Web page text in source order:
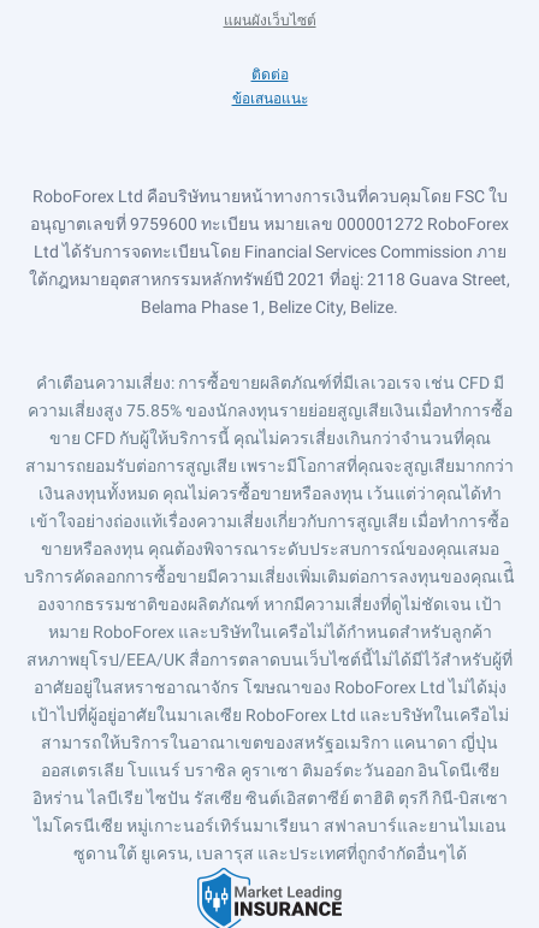
แผนผังเว็บไซต์
ติดต่อ
ข้อเสนอแนะ
RoboForex Ltd คือบริษัทนายหน้าทางการเงินที่ควบคุมโดย FSC ใบ
อนุญาตเลขที่ 9759600 ทะเบียน หมายเลข 000001272 RoboForex
Ltd ได้รับการจดทะเบียนโดย Financial Services Commission ภาย
ใต้กฎหมายอุตสาหกรรมหลักทรัพย์ปี 2021 ที่อยู่: 2118 Guava Street,
Belama Phase 1, Belize City, Belize.
คำเตือนความเสี่ยง: การซื้อขายผลิตภัณฑ์ที่มีเลเวอเรจ เช่น CFD มี
ความเสี่ยงสูง 75.85% ของนักลงทุนรายย่อยสูญเสียเงินเมื่อทำการซื้อ
ขาย CFD กับผู้ให้บริการนี้ คุณไม่ควรเสี่ยงเกินกว่าจำนวนที่คุณ
สามารถยอมรับต่อการสูญเสีย เพราะมีโอกาสที่คุณจะสูญเสียมากกว่า
เงินลงทุนทั้งหมด คุณไม่ควรซื้อขายหรือลงทุน เว้นแต่ว่าคุณได้ทำ
เข้าใจอย่างถ่องแท้เรื่องความเสี่ยงเกี่ยวกับการสูญเสีย เมื่อทำการซื้อ
ขายหรือลงทุน คุณต้องพิจารณาระดับประสบการณ์ของคุณเสมอ
บริการคัดลอกการซื้อขายมีความเสี่ยงเพิ่มเติมต่อการลงทุนของคุณเนื่ิ
องจากธรรมชาติของผลิตภัณฑ์ หากมีความเสี่ยงที่ดูไม่ชัดเจน เป้า
หมาย RoboForex และบริษัทในเครือไม่ได้กำหนดสำหรับลูกค้า
สหภาพยุโรป/EEA/UK สื่อการตลาดบนเว็บไซต์นี้ไม่ได้มีไว้สำหรับผู้ที่
อาศัยอยู่ในสหราชอาณาจักร โฆษณาของ RoboForex Ltd ไม่ได้มุ่ง
เป้าไปที่ผู้อยู่อาศัยในมาเลเซีย RoboForex Ltd และบริษัทในเครือไม่
สามารถให้บริการในอาณาเขตของสหรัฐอเมริกา แคนาดา ญี่ปุ่น
ออสเตรเลีย โบแนร์ บราซิล คูราเซา ติมอร์ตะวันออก อินโดนีเซีย
อิหร่าน ไลบีเรีย ไซปัน รัสเซีย ซินต์เอิสตาซีย์ ตาฮิติ ตุรกี กินี-บิสเซา
ไมโครนีเซีย หมู่เกาะนอร์เทิร์นมาเรียนา สฟาลบาร์และยานไมเอน
ซูดานใต้ ยูเครน, เบลารุส และประเทศที่ถูกจำกัดอื่นๆได้